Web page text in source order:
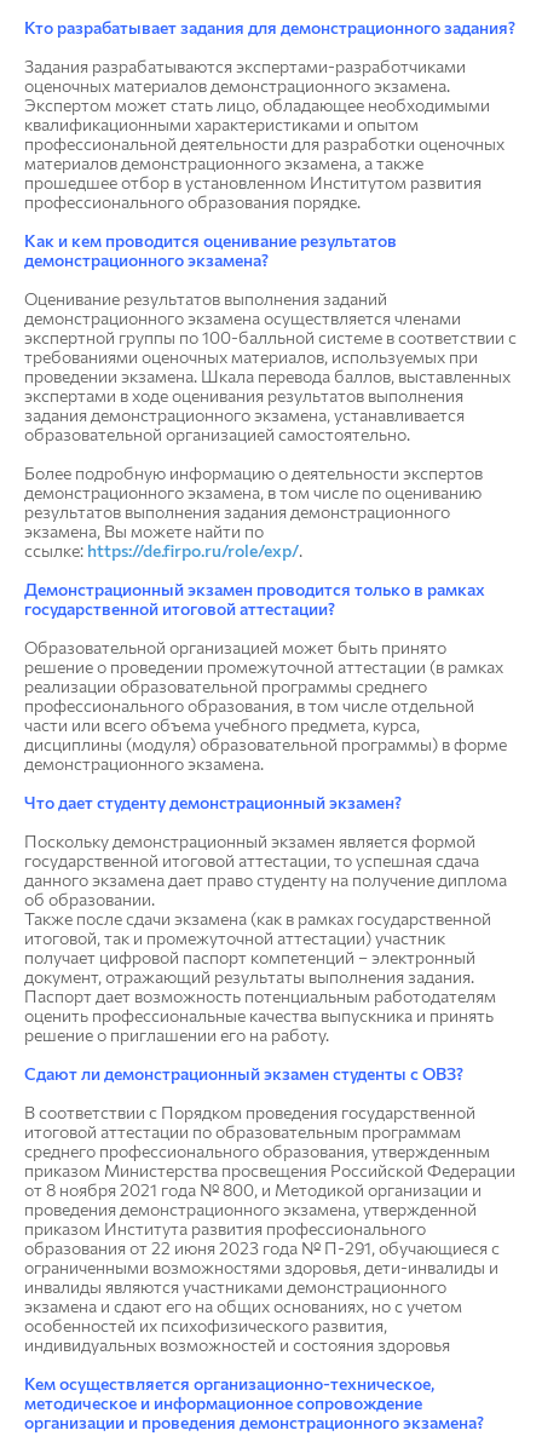
Кто разрабатывает задания для демонстрационного задания?
Задания разрабатываются экспертами-разработчиками
оценочных материалов демонстрационного экзамена.
Экспертом может стать лицо, обладающее необходимыми
квалификационными характеристиками и опытом
профессиональной деятельности для разработки оценочных
материалов демонстрационного экзамена, а также
прошедшее отбор в установленном Институтом развития
профессионального образования порядке.
Как и кем проводится оценивание результатов
демонстрационного экзамена?
Оценивание результатов выполнения заданий
демонстрационного экзамена осуществляется членами
экспертной группы по 100-балльной системе в соответствии с
требованиями оценочных материалов, используемых при
проведении экзамена. Шкала перевода баллов, выставленных
экспертами в ходе оценивания результатов выполнения
задания демонстрационного экзамена, устанавливается
образовательной организацией самостоятельно.
Более подробную информацию о деятельности экспертов
демонстрационного экзамена, в том числе по оцениванию
результатов выполнения задания демонстрационного
экзамена, Вы можете найти по
ссылке: https://de.firpo.ru/role/exp/.
Демонстрационный экзамен проводится только в рамках
государственной итоговой аттестации?
Образовательной организацией может быть принято
решение о проведении промежуточной аттестации (в рамках
реализации образовательной программы среднего
профессионального образования, в том числе отдельной
части или всего объема учебного предмета, курса,
дисциплины (модуля) образовательной программы) в форме
демонстрационного экзамена.
Что дает студенту демонстрационный экзамен?
Поскольку демонстрационный экзамен является формой
государственной итоговой аттестации, то успешная сдача
данного экзамена дает право студенту на получение диплома
об образовании.
Также после сдачи экзамена (как в рамках государственной
итоговой, так и промежуточной аттестации) участник
получает цифровой паспорт компетенций – электронный
документ, отражающий результаты выполнения задания.
Паспорт дает возможность потенциальным работодателям
оценить профессиональные качества выпускника и принять
решение о приглашении его на работу.
Сдают ли демонстрационный экзамен студенты с ОВЗ?
В соответствии с Порядком проведения государственной
итоговой аттестации по образовательным программам
среднего профессионального образования, утвержденным
приказом Министерства просвещения Российской Федерации
от 8 ноября 2021 года № 800, и Методикой организации и
проведения демонстрационного экзамена, утвержденной
приказом Института развития профессионального
образования от 22 июня 2023 года № П-291, обучающиеся с
ограниченными возможностями здоровья, дети-инвалиды и
инвалиды являются участниками демонстрационного
экзамена и сдают его на общих основаниях, но с учетом
особенностей их психофизического развития,
индивидуальных возможностей и состояния здоровья
Кем осуществляется организационно-техническое,
методическое и информационное сопровождение
организации и проведения демонстрационного экзамена?